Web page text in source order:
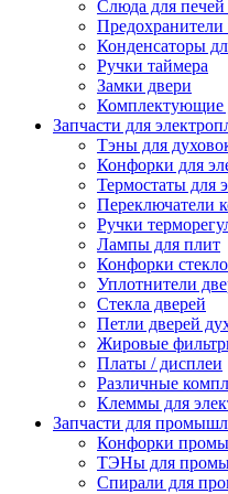
Слюда для
Конденсаторы
Ручки таймера
Замки двери
Комплектующие
Запчасти для
Тэны для
Конфорки для
Термостаты для
Переключатели
Ручки
Лампы для плит
Конфорки
Уплотнители
Стекла дверей
Петли дверей
Жировые
Платы / дисплеи
Различные
Клеммы для
Запчасти для
Конфорки
ТЭНы для
Спирали для